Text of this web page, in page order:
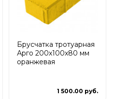
Брусчатка тротуарная
Арго 200x100x80 мм
оранжевая
1 500.00 руб.